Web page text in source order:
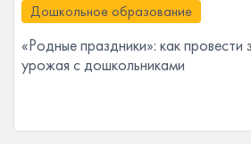
Дошкольное образование
«Родные праздники»: как провести
урожая с дошкольниками